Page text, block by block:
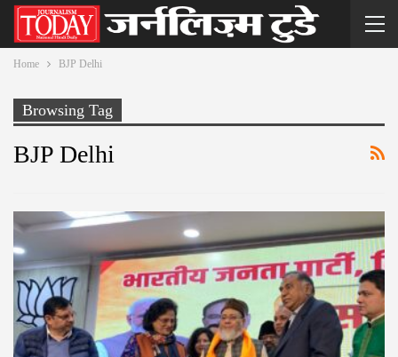
Home BJP Delhi
Browsing Tag
BJP Delhi